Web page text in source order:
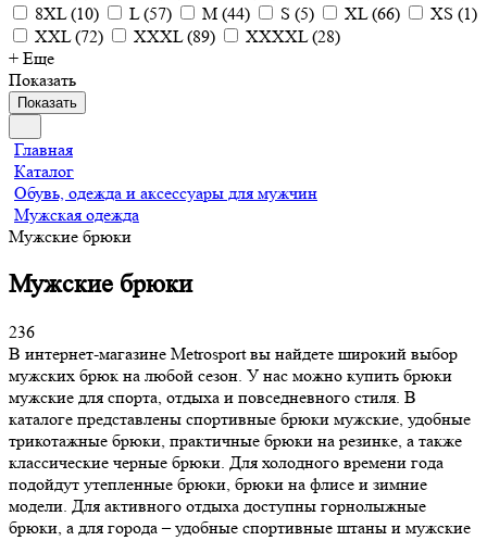
8XL(10) L(57) M (44) S (5) XL(66) XS (1)
XXL(72) XXXL(89) XXXXL(28)
+ Еще
Показать
Показать
Главная
Каталог
Обувь, одежда и аксессуары для мужчин
Мужская одежда
Мужские брюки
Мужские брюки
236
В интернет-магазине Metrosport вы найдете широкий выбор
мужских брюк на любой сезон. У нас можно купить брюки
мужские для спорта, отдыха и повседневного стиля. В
каталоге представлены спортивные брюки мужские, удобные
трикотажные брюки, практичные брюки на резинке, а также
классические черные брюки. Для холодного времени года
подойдут утепленные брюки, брюки на флисе и зимние
модели. Для активного отдыха доступны горнолыжные
брюки, а для города – удобные спортивные штаны и мужские